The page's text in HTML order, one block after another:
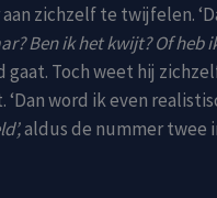
zichzelf te twijfelen.
Ben ik het kwijt? Of heb
gaat. Toch weet hij
word ik even
aldus de nummer twee